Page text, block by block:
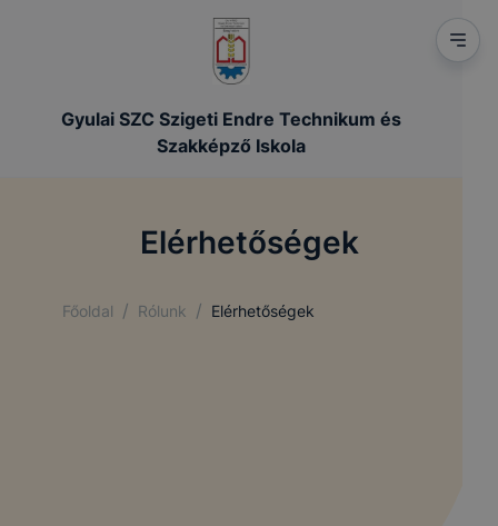
Gyulai SZC Szigeti Endre Technikum és
Szakképző Iskola
Elérhetőségek
Főoldal / Rólunk / Elérhetőségek